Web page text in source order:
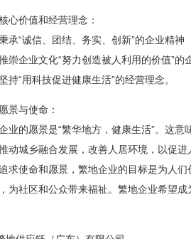
心价值和经营理念：
承“诚信、团结、务实、创新”的企业精神
崇企业文化“努力创造被人利用的价值”的
持“用科技促进健康生活”的经营理念。
景与使命：
业的愿景是“繁华地方，健康生活”。这
动城乡融合发展，改善人居环境，以促进
求使命和愿景，繁地企业的目标是为人
为社区和公众带来福祉。繁地企业希望